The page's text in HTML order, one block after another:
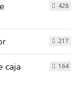
428
217
caja
164